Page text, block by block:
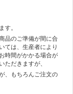
す。
品のご準備が間に合
ては、生産者により
時間がかかる場合が
ただきますが、
、もちろんご注文の